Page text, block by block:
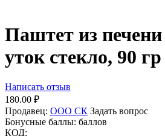
Паштет из
уток стекло, 90 гр
Написать отзыв
180.00 ₽
Продавец: ООО СК Задать вопрос
Бонусные баллы: баллов
КОД: